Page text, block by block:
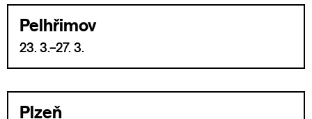
Pelhřimov
23. 3.–27. 3.
Plzeň